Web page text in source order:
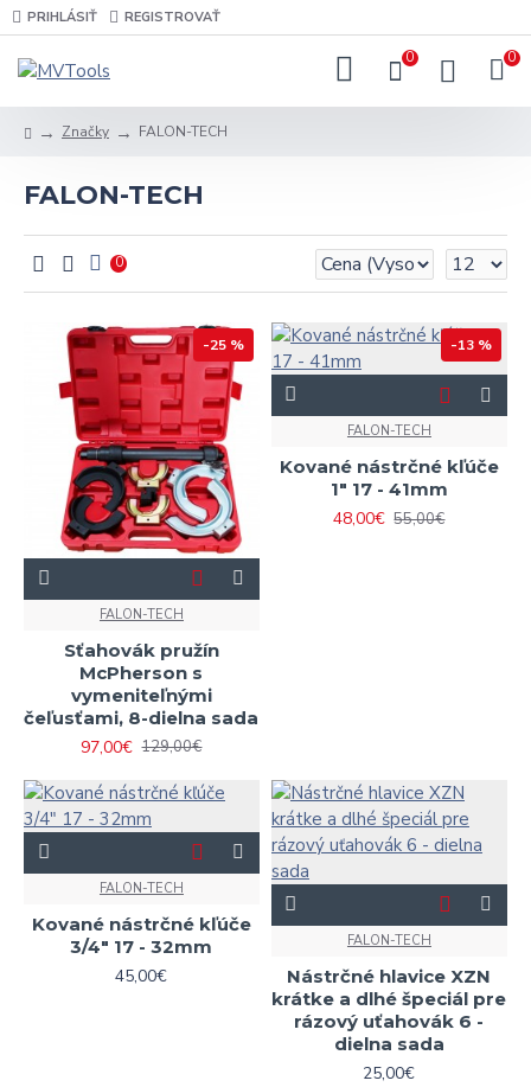
PRIHLÁSIŤ REGISTROVAŤ
0 0
Značky FALON-TECH
FALON-TECH
0
-25 %
FALON-TECH
Sťahovák pružín
McPherson s
vymeniteľnými
čeľusťami, 8-dielna sada
97,00€ 129,00€
-13 %
FALON-TECH
Kované nástrčné kľúče
1" 17 - 41mm
48,00€ 55,00€
FALON-TECH
Kované nástrčné kľúče
3/4" 17 - 32mm
45,00€
FALON-TECH
Nástrčné hlavice XZN
krátke a dlhé špeciál pre
rázový uťahovák 6 -
dielna sada
25,00€